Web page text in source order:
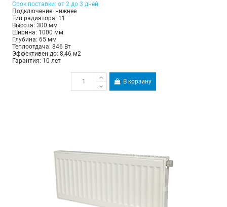
Срок поставки: от 2 до 3 дней
Подключение: нижнее
Тип радиатора: 11
Высота: 300 мм
Ширина: 1000 мм
Глубина: 65 мм
Теплоотдача: 846 Вт
Эффективен до: 8,46 м2
Гарантия: 10 лет
В корзину